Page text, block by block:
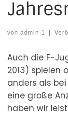
von admin-1
Auch die F-
2013) spielen
anders als
eine große
haben wir